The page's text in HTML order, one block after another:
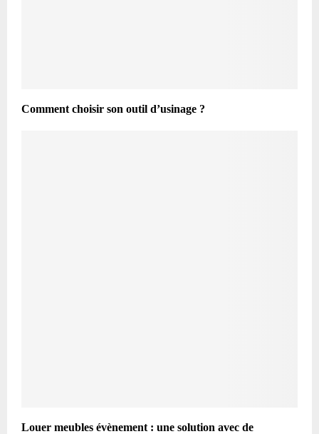
Comment choisir son outil d’usinage ?
Louer meubles évènement : une solution avec de